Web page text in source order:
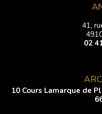
41,
02
10 Cours Lamarque de